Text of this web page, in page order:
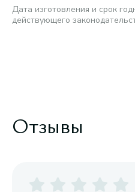
Дата изготовления и срок
действующего
Отзывы